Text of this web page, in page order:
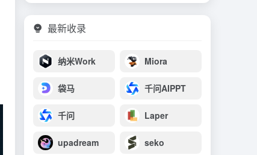
最新收录
纳米Work Miora
袋马 千问AIPPT
千问 Laper
upadream seko